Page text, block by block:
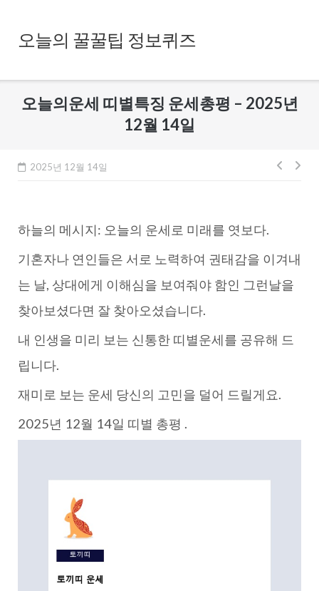
content오늘의 꿀꿀팁 정보퀴즈
오늘의운세 띠별특징 운세총평 – 2025년
12월 14일
2025년 12월 14일
글
이
하늘의 메시지: 오늘의 운세로 미래를 엿보다.
기혼자나 연인들은 서로 노력하여 권태감을 이겨내
는 날, 상대에게 이해심을 보여줘야 함인 그런날을
찾아보셨다면 잘 찾아오셨습니다.
내 인생을 미리 보는 신통한 띠별운세를 공유해 드
립니다.
재미로 보는 운세 당신의 고민을 덜어 드릴게요.
2025년 12월 14일 띠별 총평 .